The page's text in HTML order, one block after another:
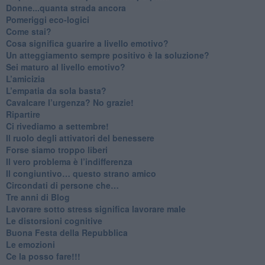
Donne...quanta strada ancora
​Pomeriggi eco-logici
​Come stai?
Cosa significa guarire a livello emotivo?
​Un atteggiamento sempre positivo è la soluzione?
​Sei maturo al livello emotivo?
​L’amicizia
​L’empatia da sola basta?
​Cavalcare l’urgenza? No grazie!
Ripartire
​Ci rivediamo a settembre!
​Il ruolo degli attivatori del benessere
​Forse siamo troppo liberi
​Il vero problema è l’indifferenza
​Il congiuntivo… questo strano amico
​Circondati di persone che…
​Tre anni di Blog
​Lavorare sotto stress significa lavorare male
​Le distorsioni cognitive
​Buona Festa della Repubblica
Le emozioni
​Ce la posso fare!!!